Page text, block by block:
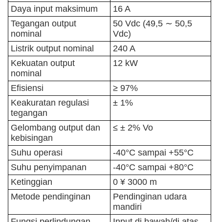
Daya input maksimum
16 A
Tegangan output
nominal
50 Vdc (49,5 ∼ 50,5
Vdc)
Listrik output nominal
240 A
Kekuatan output
nominal
12 kW
Efisiensi
≥ 97%
Keakuratan regulasi
tegangan
± 1%
Gelombang output dan
kebisingan
≤ ± 2% Vo
Suhu operasi
-40°C sampai +55°C
Suhu penyimpanan
-40°C sampai +80°C
Ketinggian
0 ¥ 3000 m
Metode pendinginan
Pendinginan udara
mandiri